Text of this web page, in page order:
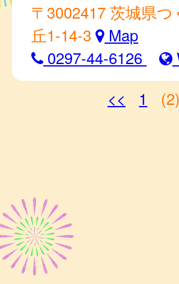
〒3002417 茨城県
丘1-14-3
Map
0297-44-6126
<<
1 (2)